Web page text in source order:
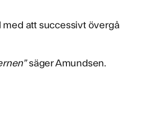
att successivt övergå
säger Amundsen.